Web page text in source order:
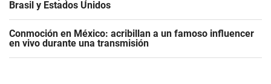
Brasil y Estados Unidos
Conmoción en México: acribillan a un famoso influencer
en vivo durante una transmisión